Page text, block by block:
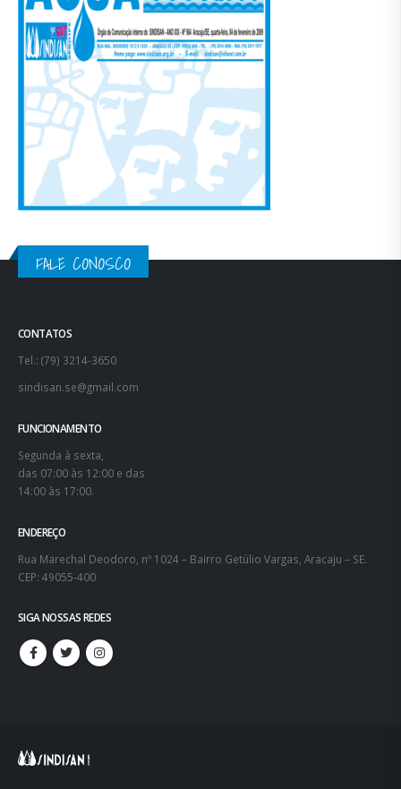
FALE CONOSCO
CONTATOS
Tel.: (79) 3214-3650
sindisan.se@gmail.com
FUNCIONAMENTO
Segunda à sexta,
das 07:00 às 12:00 e das
14:00 às 17:00.
ENDEREÇO
Rua Marechal Deodoro, nº 1024 – Bairro Getúlio Vargas, Aracaju – SE.
CEP: 49055-400
SIGA NOSSAS REDES